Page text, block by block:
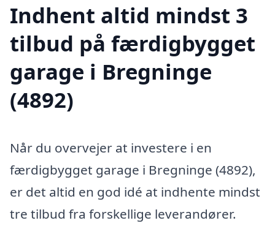
Indhent altid mindst 3
tilbud på færdigbygget
garage i Bregninge
(4892)
Når du overvejer at investere i en
færdigbygget garage i Bregninge (4892),
er det altid en god idé at indhente mindst
tre tilbud fra forskellige leverandører.